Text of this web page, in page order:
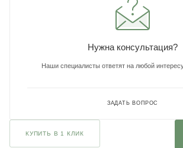
Нужна консультация?
Наши специалисты ответят на любой
ЗАДАТЬ ВОПРОС
КУПИТЬ В 1 КЛИК